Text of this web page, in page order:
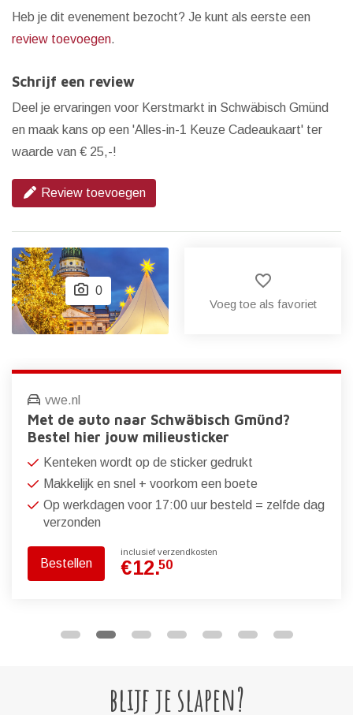
Heb je dit evenement bezocht? Je kunt als eerste een
review toevoegen.
Schrijf een review
Deel je ervaringen voor Kerstmarkt in Schwäbisch Gmünd
en maak kans op een 'Alles-in-1 Keuze Cadeaukaart' ter
waarde van € 25,-!
Review toevoegen
0
favorite_border
Voeg toe als favoriet
vwe.nl
Met de auto naar Schwäbisch Gmünd?
Bestel hier jouw milieusticker
Kenteken wordt op de sticker gedrukt
Makkelijk en snel + voorkom een boete
Op werkdagen voor 17:00 uur besteld = zelfde dag
verzonden
Bestellen
inclusief verzendkosten
€12.50
blijf je slapen?